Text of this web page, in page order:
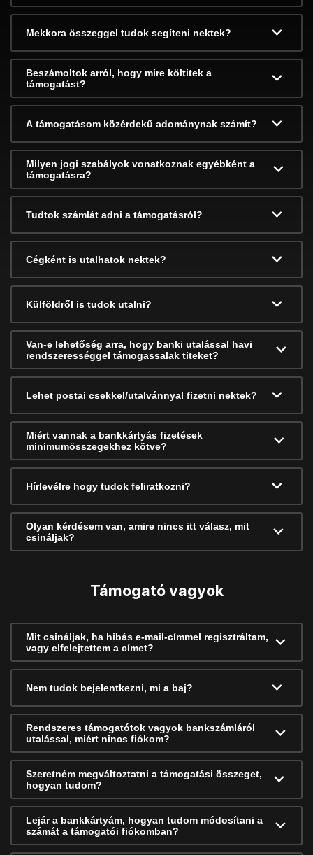
Mekkora összeggel tudok segíteni nektek?
Beszámoltok arról, hogy mire költitek a
támogatást?
A támogatásom közérdekű adománynak számít?
Milyen jogi szabályok vonatkoznak egyébként a
támogatásra?
Tudtok számlát adni a támogatásról?
Cégként is utalhatok nektek?
Külföldről is tudok utalni?
Van-e lehetőség arra, hogy banki utalással havi
rendszerességgel támogassalak titeket?
Lehet postai csekkel/utalvánnyal fizetni nektek?
Miért vannak a bankkártyás fizetések
minimumösszegekhez kötve?
Hírlevélre hogy tudok feliratkozni?
Olyan kérdésem van, amire nincs itt válasz, mit
csináljak?
Támogató vagyok
Mit csináljak, ha hibás e-mail-címmel regisztráltam,
vagy elfelejtettem a címet?
Nem tudok bejelentkezni, mi a baj?
Rendszeres támogatótok vagyok bankszámláról
utalással, miért nincs fiókom?
Szeretném megváltoztatni a támogatási összeget,
hogyan tudom?
Lejár a bankkártyám, hogyan tudom módosítani a
számát a támogatói fiókomban?